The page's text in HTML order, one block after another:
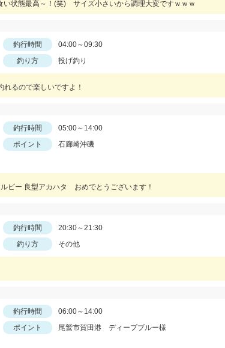
状態最高～！(笑) サイズ小さいから調理大変ですｗｗｗ
釣行時間
04:00～09:30
釣り方 投げ釣り
るので楽しいですよ！
釣行時間
05:00～14:00
ポイント
石廊崎沖磯
ビー 良型アカハタ おめでとうございます！
釣行時間
20:30～21:30
釣り方 その他
釣行時間
06:00～14:00
ポイント
尾鷲市賀田港 ディープブルー様